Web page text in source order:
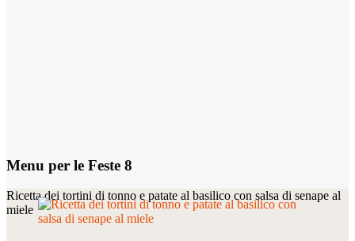
Menu per le Feste 8
Ricetta dei tortini di tonno e patate al basilico con salsa di senape al
miele